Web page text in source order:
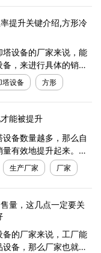
提升关键介绍,方形冷
设备的厂家来说，能
，来进行具体的销售
入才能够被有效地提
更多的产品，想要拥
塔设备 方形
能被提升
备数量越多，那么自
有效地提升起来。厂
工作，对于工厂自身
所以，作为这一设备
生产厂家 厂家
量，这几点一定要关
的厂家来说，工厂能
备，那么厂家也就能